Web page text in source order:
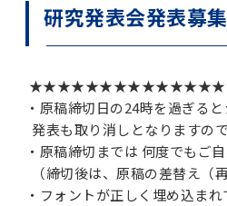
研究発表会発表募集
・原稿締切日の24時を過ぎる
発表も取り消しとなりますの
・原稿締切までは 何度でもご
（締切後は、原稿の差替え（
・フォントが正しく埋め込ま